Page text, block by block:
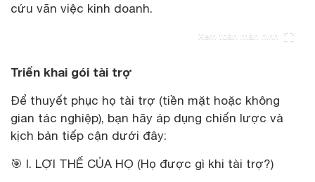
cứu vãn việc kinh doanh.
Xem toàn màn hình
Triển khai gói tài trợ
Để thuyết phục họ tài trợ (tiền mặt hoặc không
gian tác nghiệp), bạn hãy áp dụng chiến lược và
kịch bản tiếp cận dưới đây:
🎯 I. LỢI THẾ CỦA HỌ (Họ được gì khi tài trợ?)